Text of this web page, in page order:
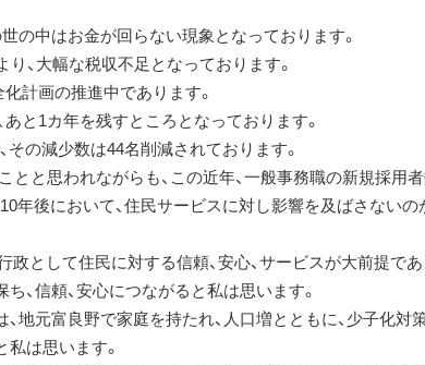
の中はお金が回らない現象となっております。
、大幅な税収不足となっております。
計画の推進中であります。
あと1カ年を残すところとなっております。
その減少数は44名削減されております。
と思われながらも、この近年、一般事務職の新規採用
年後において、住民サービスに対し影響を及ばさないの
として住民に対する信頼、安心、サービスが大前提であ
、信頼、安心につながると私は思います。
地元富良野で家庭を持たれ、人口増とともに、少子化対
は思います。